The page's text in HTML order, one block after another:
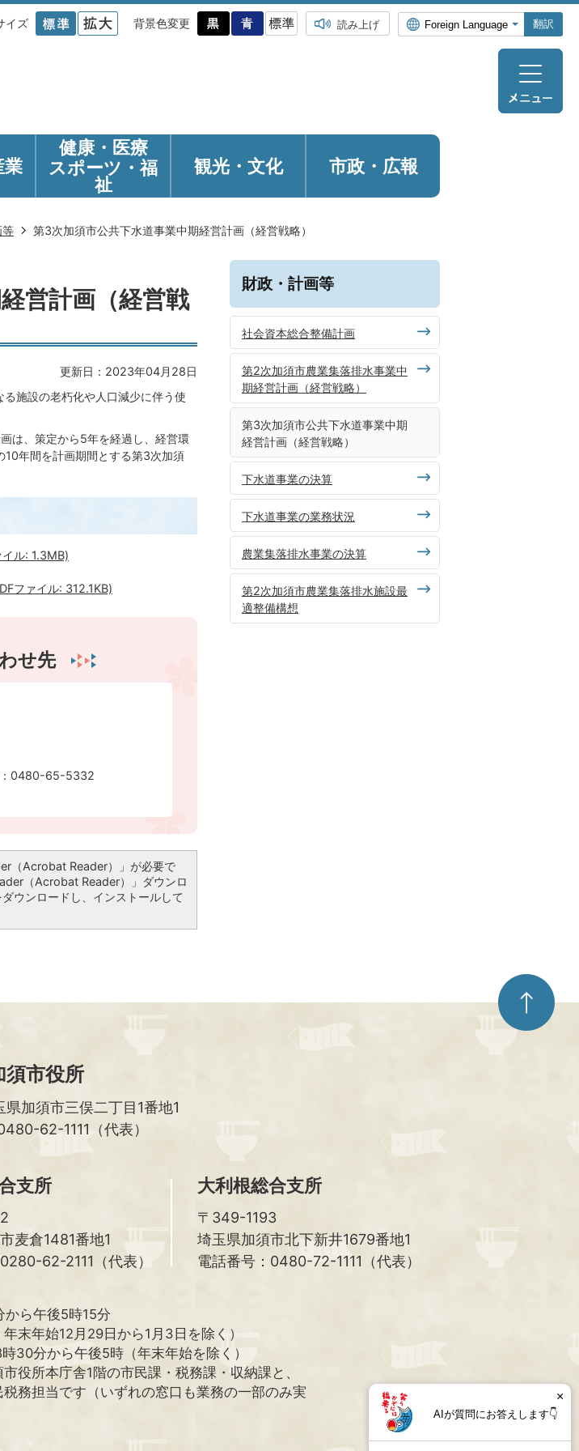
イズ 背景色変更 読み上げ 翻訳
業
健康・医療
スポーツ・福
祉
観光・ 文化 市政・広報
等 第3次加須市公共下水道事業中期経営計画（経営戦略）
営計画（経営戦
更新日：2023年04月28日
施設の老朽化や人口減少に伴う使
は、策定から5年を経過し、経営環
年間を計画期間とする第3次加須
ル: 1.3MB)
ファイル: 312.1KB)
せ先
：0480-65-5332
（Acrobat Reader）」が必要で
（Acrobat Reader）」ダウンロ
ウンロードし、インストールして
財政・計画等
社会資本総合整備計画
第2次加須市農業集落排水事業中
期経営計画（経営戦略）
第3次加須市公共下水道事業中期
経営計画（経営戦略）
下水道事業の決算
下水道事業の業務状況
農業集落排水事業の決算
第2次加須市農業集落排水施設最
適整備構想
ペ
ー
ジ
須市役所
県加須市三俣二丁目1番地1
62-1111（代表）
支所
麦倉1481番地1
62-2111（代表）
大利根総合支所
〒349-1193
埼玉県加須市北下新井1679番地1
電話番号：0480-72-1111（代表）
ら午後5時15分
年末年始12月29日から1月3日を除く）
30分から午後5時（年末年始を除く）
役所本庁舎1階の市民課・税務課・収納課と、
務担当です（いずれの窓口も業務の一部のみ実
AIが質問にお答えします👇
×